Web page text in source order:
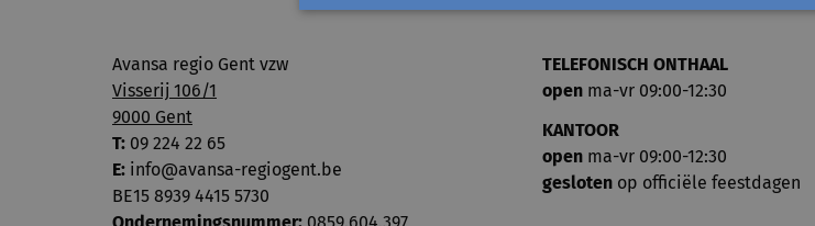
Avansa regio Gent vzw
Visserij 106/1
9000 Gent
T: 09 224 22 65
E: info@avansa-regiogent.be
BE15 8939 4415 5730
TELEFONISCH ONTHAAL
openma-vr 09:00-12:30
KANTOOR
openma-vr 09:00-12:30
geslotenop officiële feestdagen